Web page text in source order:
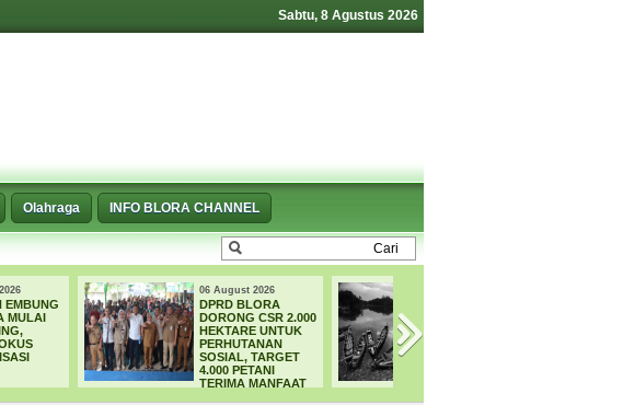
Sabtu, 8 Agustus 2026
Olahraga INFO BLORA CHANNEL
06 August 2026
DPRD BLORA
DORONG CSR 2.000
HEKTARE UNTUK
PERHUTANAN
SOSIAL, TARGET
4.000 PETANI
TERIMA MANFAAT
06 August 2026
WADUK GRENENG
MENELAN
KORBAN, PELAJAR
TEWAS SAAT
MENCARI IKAN